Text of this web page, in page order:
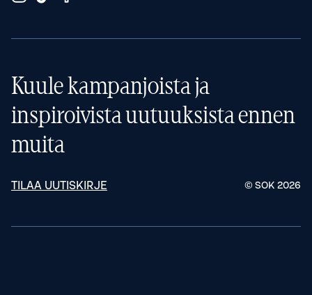
Kuule kampanjoista ja
inspiroivista uutuuksista ennen
muita
TILAA UUTISKIRJE © SOK 2026